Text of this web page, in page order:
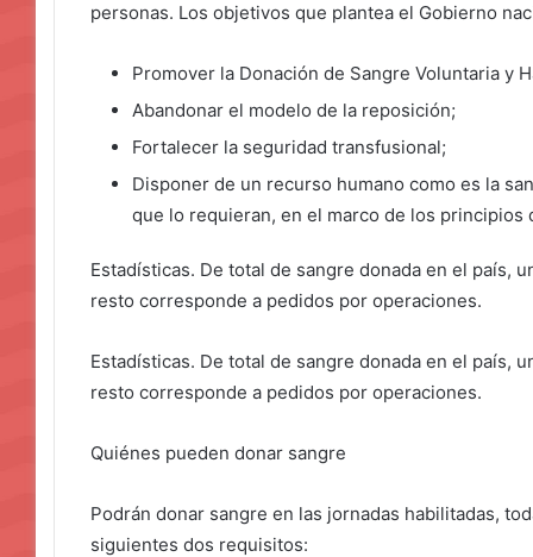
personas. Los objetivos que plantea el Gobierno
Promover la Donación de Sangre Voluntaria y
Abandonar el modelo de la reposición;
Fortalecer la seguridad transfusional;
Disponer de un recurso humano como es la
que lo requieran, en el marco de los principios
Estadísticas. De total de sangre donada en el país,
resto corresponde a pedidos por operaciones.
Estadísticas. De total de sangre donada en el país,
resto corresponde a pedidos por operaciones.
Quiénes pueden donar sangre
Podrán donar sangre en las jornadas habilitadas,
siguientes dos requisitos: